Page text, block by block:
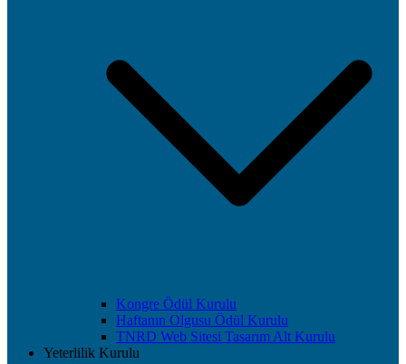
Kongre Ödül Kurulu
Haftanın Olgusu Ödül Kurulu
TNRD Web Sitesi Tasarım Alt Kurulu
Yeterlilik Kurulu